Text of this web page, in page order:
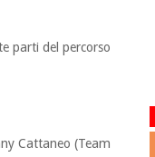
parti del percorso
Cattaneo (Team